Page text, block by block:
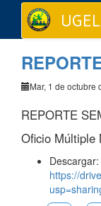
Mar, 1 de octubre
REPORTE
Oficio Múltiple
Descargar:
https://